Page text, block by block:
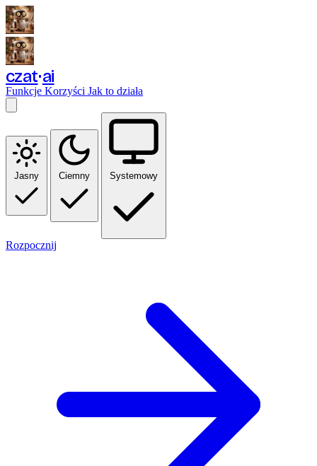
czat ai
Funkcje Korzyści Jak to działa
Jasny Ciemny Systemowy
Rozpocznij